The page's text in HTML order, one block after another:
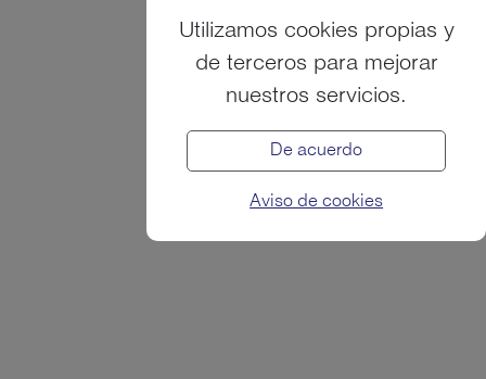
Utilizamos cookies propias y
de terceros para mejorar
nuestros servicios.
De acuerdo
Aviso de cookies